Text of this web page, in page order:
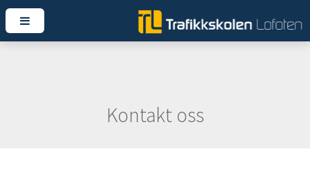
Kontakt oss